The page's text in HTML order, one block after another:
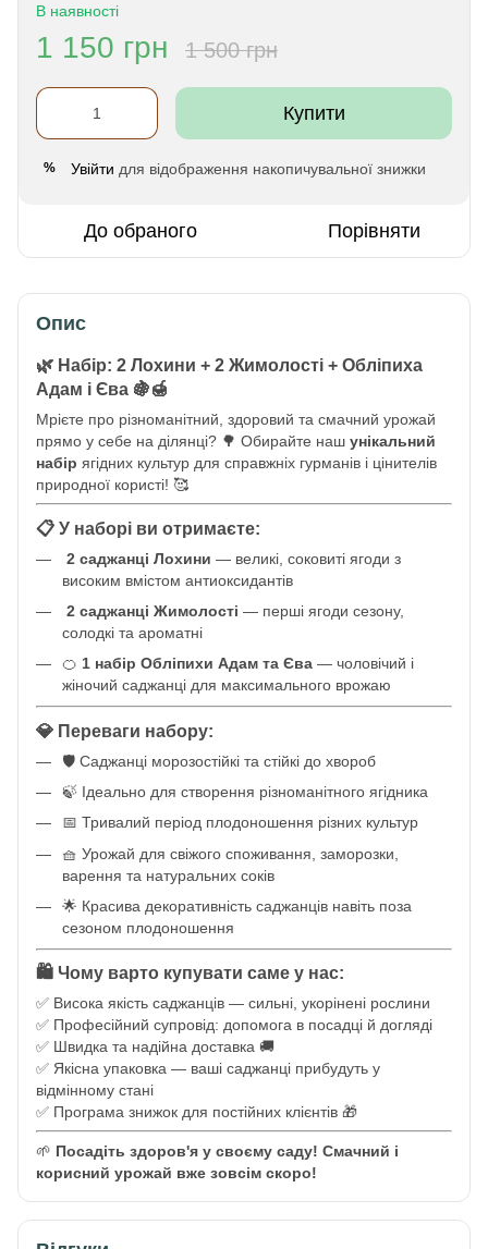
В наявності
1 150 грн 1 500 грн
Купити
% Увійти для відображення накопичувальної знижки
До обраного Порівняти
Опис
🌿 Набір: 2 Лохини + 2 Жимолості + Обліпиха
Адам і Єва 🍇🍯
Мрієте про різноманітний, здоровий та смачний урожай
прямо у себе на ділянці? 🌳 Обирайте наш унікальний
набір ягідних культур для справжніх гурманів і цінителів
природної користі! 🥰
📋 У наборі ви отримаєте:
2 саджанці Лохини — великі, соковиті ягоди з
високим вмістом антиоксидантів
2 саджанці Жимолості — перші ягоди сезону,
солодкі та ароматні
🍊 1 набір Обліпихи Адам та Єва — чоловічий і
жіночий саджанці для максимального врожаю
💎 Переваги набору:
🛡️ Саджанці морозостійкі та стійкі до хвороб
🍃 Ідеально для створення різноманітного ягідника
📅 Тривалий період плодоношення різних культур
🧺 Урожай для свіжого споживання, заморозки,
варення та натуральних соків
🌟 Красива декоративність саджанців навіть поза
сезоном плодоношення
🛍️ Чому варто купувати саме у нас:
✅ Висока якість саджанців — сильні, укорінені рослини
✅ Професійний супровід: допомога в посадці й догляді
✅ Швидка та надійна доставка 🚚
✅ Якісна упаковка — ваші саджанці прибудуть у
відмінному стані
✅ Програма знижок для постійних клієнтів 🎁
🌱 Посадіть здоров'я у своєму саду! Смачний і
корисний урожай вже зовсім скоро!